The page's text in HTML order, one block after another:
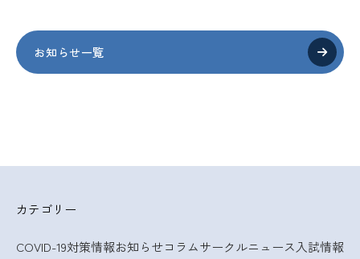
お知らせ一覧
カテゴリー
COVID-19対策情報お知らせコラムサークルニュース入試情報